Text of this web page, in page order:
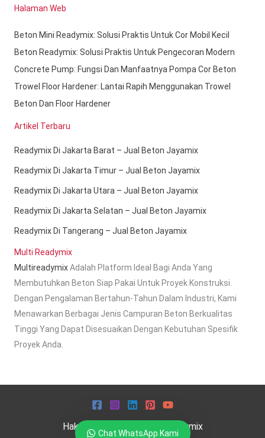
Halaman Web
Beton Mini Readymix: Solusi Praktis Untuk Cor Mobil Kecil
Beton Readymix: Solusi Praktis Untuk Pengecoran Modern
Concrete Pump: Fungsi Dan Manfaatnya Pompa Cor Beton
Trowel Floor Hardener: Lantai Rapih Menggunakan Trowel
Beton Dan Floor Hardener
Artikel Terbaru
Readymix Di Jakarta Barat – Jual Beton Jayamix
Readymix Di Jakarta Timur – Jual Beton Jayamix
Readymix Di Jakarta Utara – Jual Beton Jayamix
Readymix Di Jakarta Selatan – Jual Beton Jayamix
Readymix Di Tangerang – Jual Beton Jayamix
Multi Readymix
MultireadymixAdalah Platform Ideal Bagi Anda Yang
Membutuhkan Beton Siap Pakai Untuk Proyek Konstruksi.
Dengan Pengalaman Bertahun-Tahun Dalam Industri, Kami
Menawarkan Berbagai Jenis Campuran Beton Berkualitas
Tinggi Yang Dapat Disesuaikan Dengan Kebutuhan Spesifik
Proyek Anda.
Hak Cipta © 2026 Multi Readymix
Chat WhatsApp Kami